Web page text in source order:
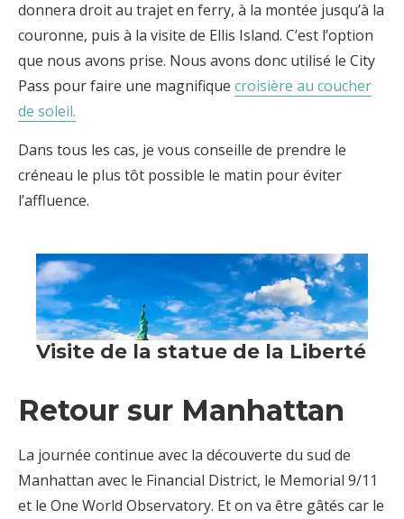
donnera droit au trajet en ferry, à la montée jusqu’à la
couronne, puis à la visite de Ellis Island. C’est l’option
que nous avons prise. Nous avons donc utilisé le City
Pass pour faire une magnifique croisière au coucher
de soleil.
Dans tous les cas, je vous conseille de prendre le
créneau le plus tôt possible le matin pour éviter
l’affluence.
Retour sur Manhattan
La journée continue avec la découverte du sud de
Manhattan avec le Financial District, le Memorial 9/11
et le One World Observatory. Et on va être gâtés car le